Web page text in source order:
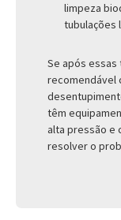
limpeza
tubulações
Se após
recomendável
têm
alta pressão e
resolver o